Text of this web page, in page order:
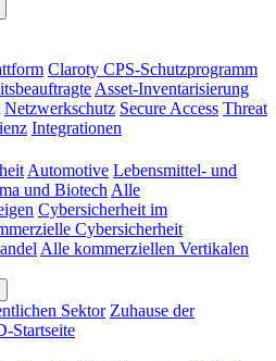
schließen
Claroty CPS-Schutzprogramm
Asset-Inventarisierung
Netzwerkschutz Secure Access Threat
Integrationen
Automotive Lebensmittel- und
und Biotech Alle
Cybersicherheit im
Cybersicherheit
Alle kommerziellen Vertikalen
Sektor Zuhause der
Startseite